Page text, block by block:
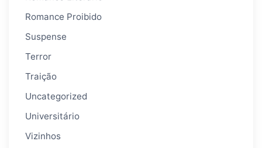
Romance Proibido
Suspense
Terror
Traição
Uncategorized
Universitário
Vizinhos